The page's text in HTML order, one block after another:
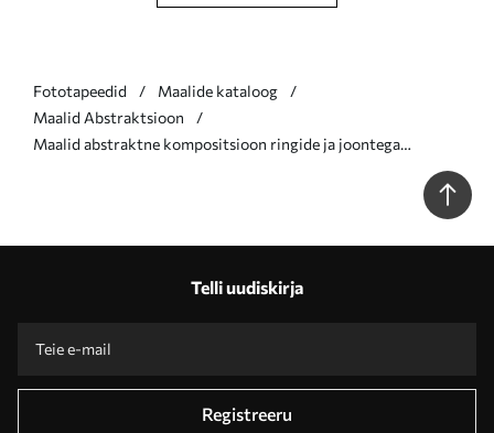
Fototapeedid
Maalide kataloog
Maalid Abstraktsioon
Maalid abstraktne kompositsioon ringide ja joontega
Telli uudiskirja
Registreeru